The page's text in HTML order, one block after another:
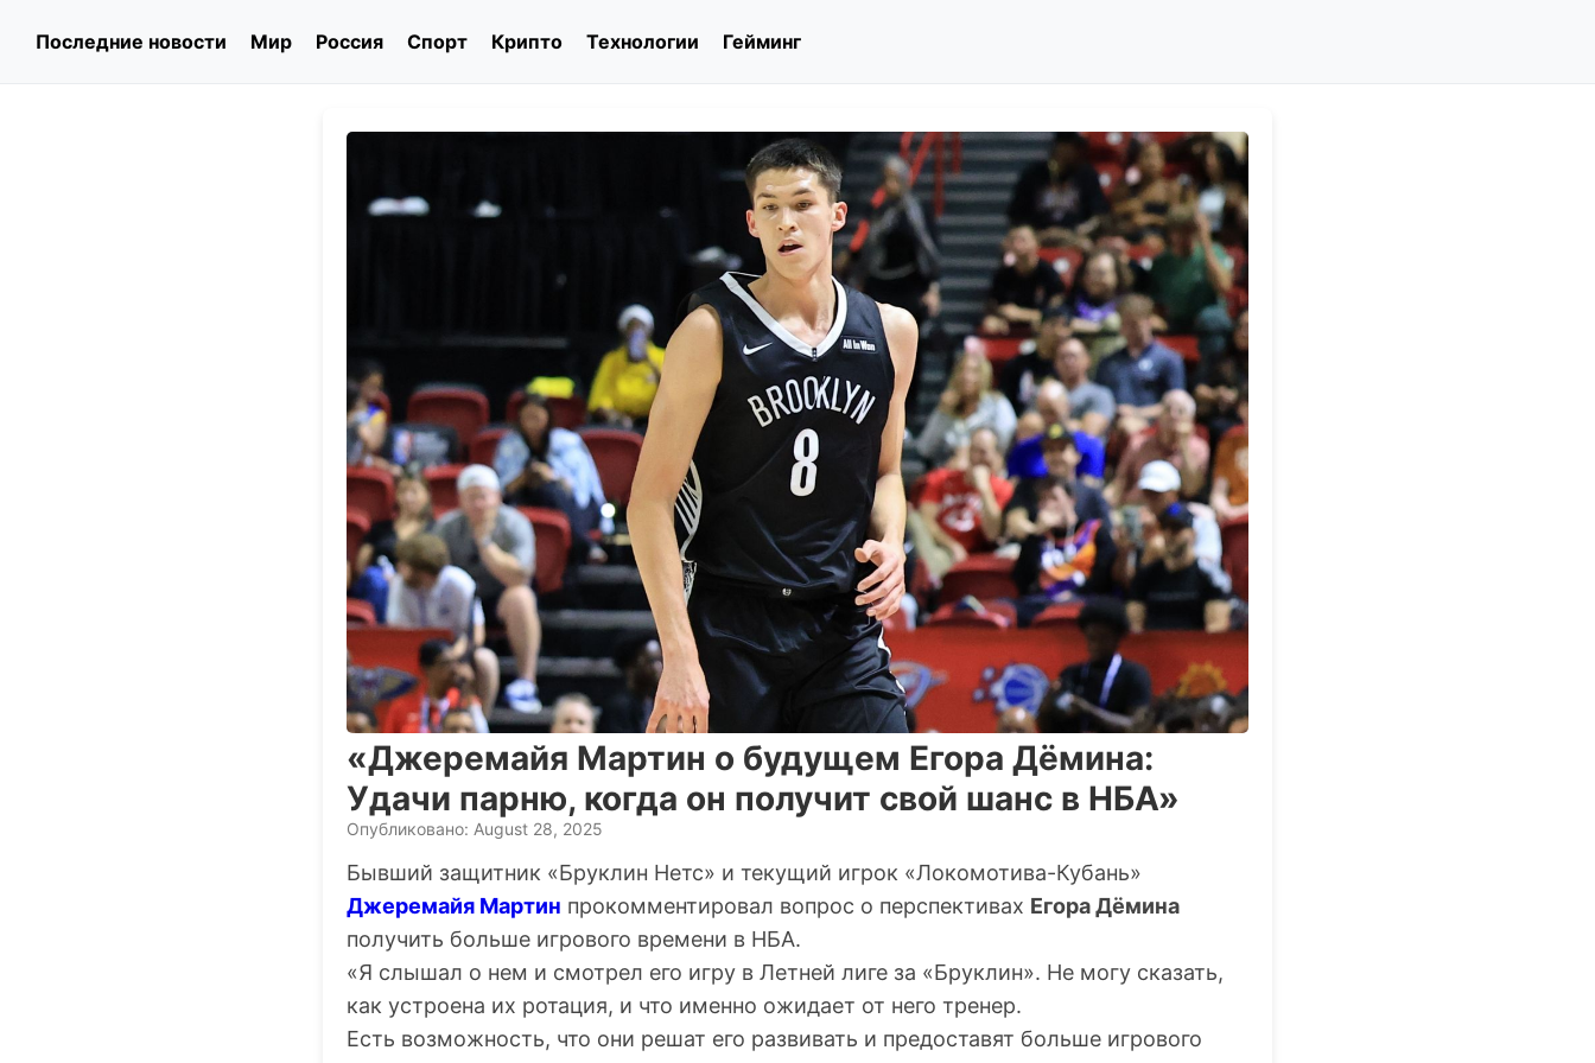
Последние новости Мир Россия Спорт Крипто Технологии Гейминг
«Джеремайя Мартин о будущем Егора Дёмина:
Удачи парню, когда он получит свой шанс в НБА»
Опубликовано: August 28, 2025
Бывший защитник «Бруклин Нетс» и текущий игрок «Локомотива-Кубань»
Джеремайя Мартин прокомментировал вопрос о перспективах Егора Дёмина
получить больше игрового времени в НБА.
«Я слышал о нем и смотрел его игру в Летней лиге за «Бруклин». Не могу сказать,
как устроена их ротация, и что именно ожидает от него тренер.
Есть возможность, что они решат его развивать и предоставят больше игрового